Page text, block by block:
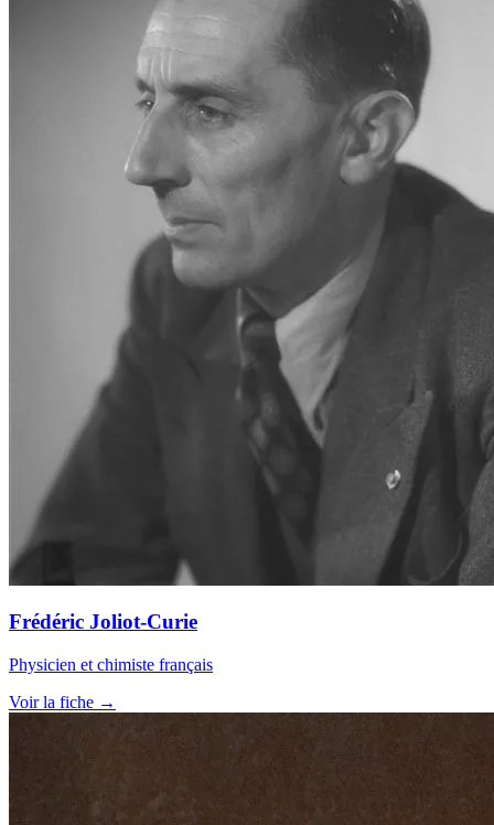
Frédéric Joliot-Curie
Physicien et chimiste français
Voir la fiche →